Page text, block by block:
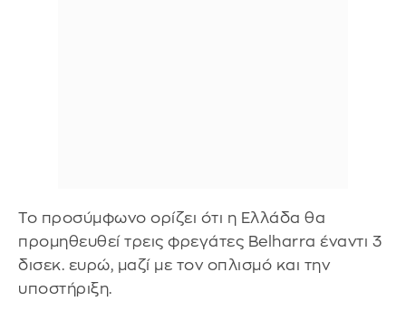
Το προσύμφωνο ορίζει ότι η Ελλάδα θα
προμηθευθεί τρεις φρεγάτες Belharra έναντι 3
δισεκ. ευρώ, μαζί με τον οπλισμό και την
υποστήριξη.